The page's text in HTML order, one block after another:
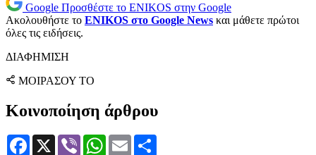
Google Προσθέστε το ENIKOS στην Google
Ακολουθήστε το ENIKOS στο Google News και μάθετε πρώτοι
όλες τις ειδήσεις.
ΔΙΑΦΗΜΙΣΗ
ΜΟΙΡΑΣΟΥ ΤΟ
Κοινοποίηση άρθρου
Facebook
X Viber WhatsApp
Email